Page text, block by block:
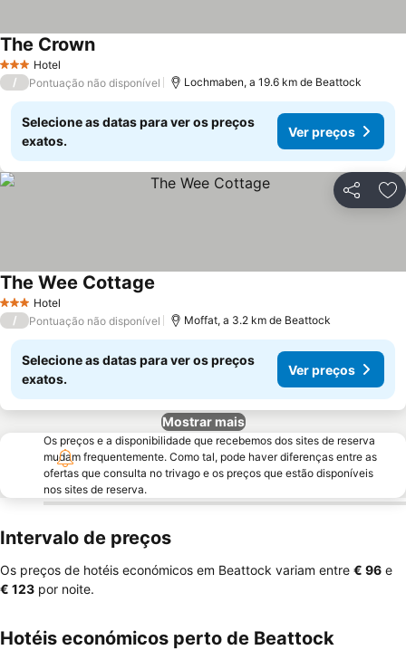
3 EstrelasHotel
The Crown
/ Pontuação não disponível Lochmaben, a 19.6 km de Beattock
Selecione as datas para ver os preços
exatos.
Ver preços
Partilhar
3 EstrelasHotel
The Wee Cottage
/ Pontuação não disponível Moffat, a 3.2 km de Beattock
Selecione as datas para ver os preços
exatos.
Ver preços
Mostrar mais
Os preços e a disponibilidade que recebemos dos sites de reserva
mudam frequentemente. Como tal, pode haver diferenças entre as
ofertas que consulta no trivago e os preços que estão disponíveis
nos sites de reserva.
Intervalo de preços
Os preços de hotéis económicos em Beattock variam entre ‎€ 96 e
‎€ 123 por noite.
Hotéis económicos perto de Beattock